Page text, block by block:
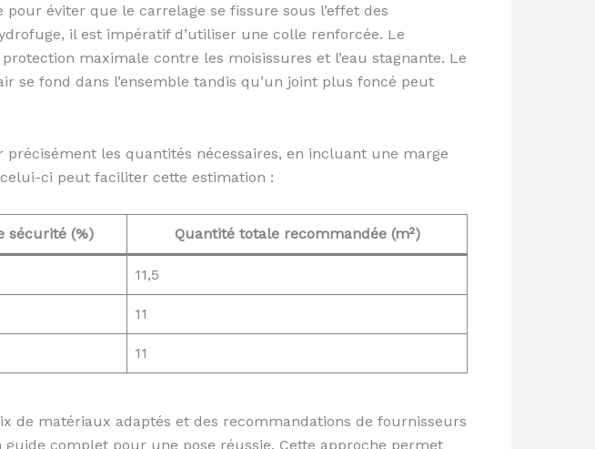
éviter que le carrelage se fissure sous l’effet des
il est impératif d’utiliser une colle renforcée. Le
maximale contre les moisissures et l’eau stagnante. Le
se fond dans l’ensemble tandis qu’un joint plus foncé peut
les quantités nécessaires, en incluant une marge
ci peut faciliter cette estimation :
sécurité (%) Quantité totale recommandée (m²)
11,5
11
11
de matériaux adaptés et des recommandations de fournisseurs
guide complet pour une pose réussie. Cette approche permet